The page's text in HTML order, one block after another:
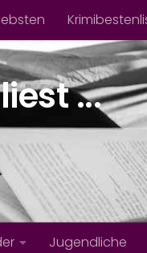
...
Jugendliche